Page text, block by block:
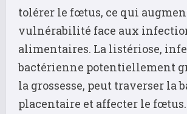
tolérer le fœtus, ce qui
vulnérabilité face aux
alimentaires. La listériose,
bactérienne potentiellement
la grossesse, peut traverser la
placentaire et affecter le